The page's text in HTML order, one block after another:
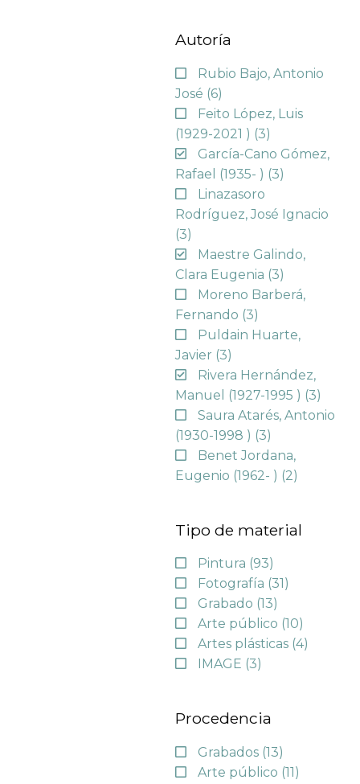
Autoría
Rubio Bajo, Antonio
José (6)
Feito López, Luis
(1929-2021 ) (3)
García-Cano Gómez,
Rafael (1935- ) (3)
Linazasoro
Rodríguez, José Ignacio
(3)
Maestre Galindo,
Clara Eugenia (3)
Moreno Barberá,
Fernando (3)
Puldain Huarte,
Javier (3)
Rivera Hernández,
Manuel (1927-1995 ) (3)
Saura Atarés, Antonio
(1930-1998 ) (3)
Benet Jordana,
Eugenio (1962- ) (2)
Tipo de material
Pintura (93)
Fotografía (31)
Grabado (13)
Arte público (10)
Artes plásticas (4)
IMAGE (3)
Procedencia
Grabados (13)
Arte público (11)